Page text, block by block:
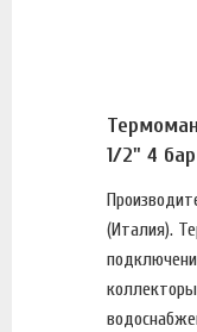
1/2" 4
(Италия).